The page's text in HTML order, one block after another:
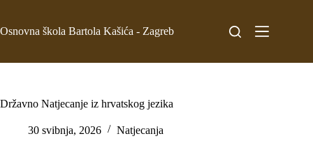
Osnovna škola Bartola Kašića - Zagreb
Državno Natjecanje iz hrvatskog jezika
30 svibnja, 2026 Natjecanja